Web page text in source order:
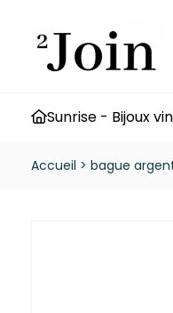
Sunrise - Bijoux
Accueil > bague